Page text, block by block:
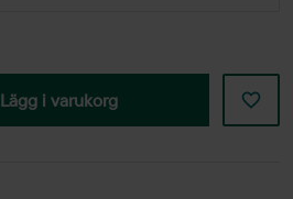
Lägg i varukorg